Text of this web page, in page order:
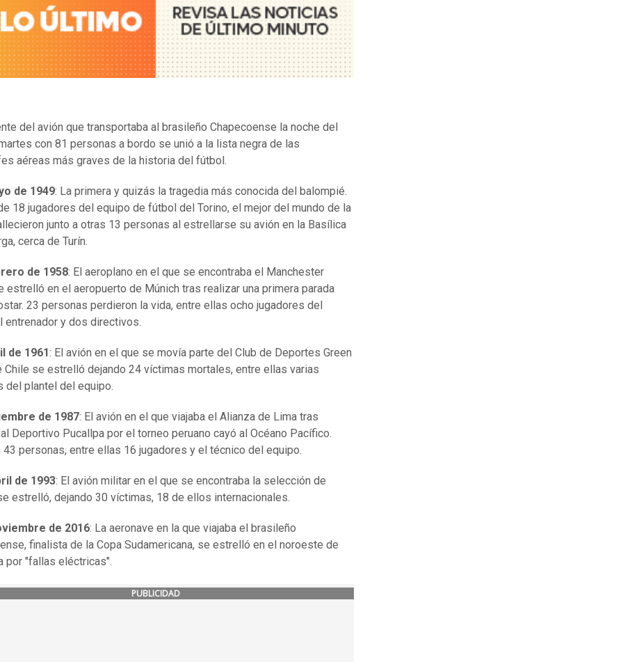
del avión que transportaba al brasileño Chapecoense la noche del
con 81 personas a bordo se unió a la lista negra de las
aéreas más graves de la historia del fútbol.
de 1949: La primera y quizás la tragedia más conocida del balompié.
18 jugadores del equipo de fútbol del Torino, el mejor del mundo de la
junto a otras 13 personas al estrellarse su avión en la Basílica
cerca de Turín.
de 1958: El aeroplano en el que se encontraba el Manchester
estrelló en el aeropuerto de Múnich tras realizar una primera parada
23 personas perdieron la vida, entre ellas ocho jugadores del
entrenador y dos directivos.
de 1961: El avión en el que se movía parte del Club de Deportes Green
Chile se estrelló dejando 24 víctimas mortales, entre ellas varias
del plantel del equipo.
de 1987: El avión en el que viajaba el Alianza de Lima tras
Deportivo Pucallpa por el torneo peruano cayó al Océano Pacífico.
43 personas, entre ellas 16 jugadores y el técnico del equipo.
de 1993: El avión militar en el que se encontraba la selección de
estrelló, dejando 30 víctimas, 18 de ellos internacionales.
de 2016: La aeronave en la que viajaba el brasileño
finalista de la Copa Sudamericana, se estrelló en el noroeste de
por "fallas eléctricas".
PUBLICIDAD